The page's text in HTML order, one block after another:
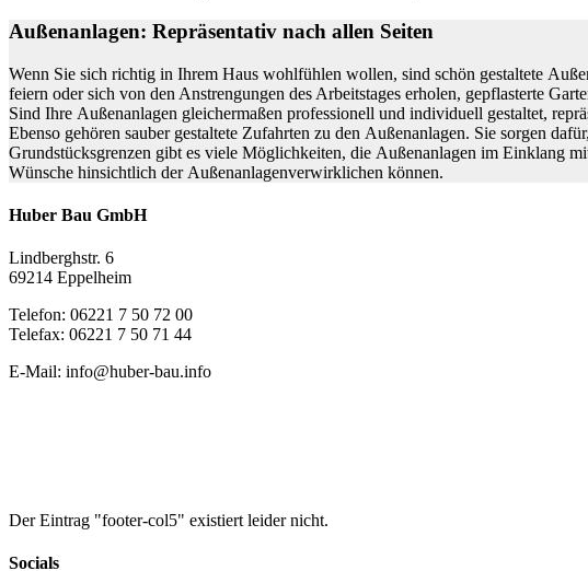
Außenanlagen: Repräsentativ nach allen Seiten
Wenn Sie sich richtig in Ihrem Haus wohlfühlen wollen, sind schön gestaltete
feiern oder sich von den Anstrengungen des Arbeitstages erholen, gepflasterte
Sind Ihre Außenanlagen gleichermaßen professionell und individuell gestaltet,
Ebenso gehören sauber gestaltete Zufahrten zu den Außenanlagen. Sie sorgen
Grundstücksgrenzen gibt es viele Möglichkeiten, die Außenanlagen im Einklang
Wünsche hinsichtlich der Außenanlagenverwirklichen können.
Huber Bau GmbH
Lindberghstr. 6
69214 Eppelheim
Telefon: 06221 7 50 72 00
Telefax: 06221 7 50 71 44
E-Mail: info@huber-bau.info
Der Eintrag "footer-col5" existiert leider nicht.
Socials